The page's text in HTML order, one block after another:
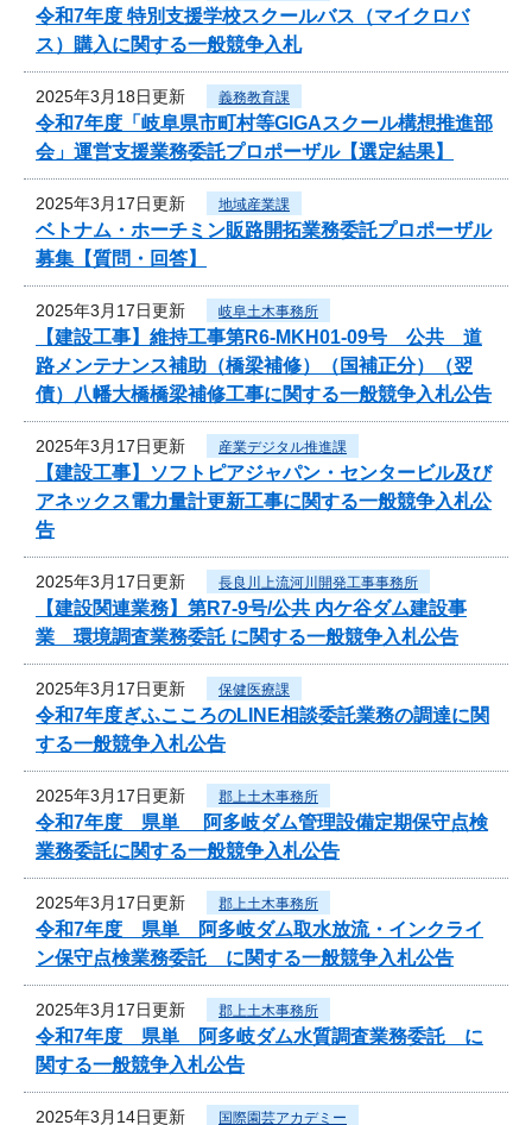
令和7年度 特別支援学校スクールバス（マイクロバ
ス）購入に関する一般競争入札
2025年3月18日更新 義務教育課
令和7年度「岐阜県市町村等GIGAスクール構想推進部
会」運営支援業務委託プロポーザル【選定結果】
2025年3月17日更新 地域産業課
ベトナム・ホーチミン販路開拓業務委託プロポーザル
募集【質問・回答】
2025年3月17日更新 岐阜土木事務所
【建設工事】維持工事第R6-MKH01-09号 公共 道
路メンテナンス補助（橋梁補修）（国補正分）（翌
債）八幡大橋橋梁補修工事に関する一般競争入札公告
2025年3月17日更新 産業デジタル推進課
【建設工事】ソフトピアジャパン・センタービル及び
アネックス電力量計更新工事に関する一般競争入札公
告
2025年3月17日更新 長良川上流河川開発工事事務所
【建設関連業務】第R7-9号/公共 内ケ谷ダム建設事
業 環境調査業務委託 に関する一般競争入札公告
2025年3月17日更新 保健医療課
令和7年度ぎふこころのLINE相談委託業務の調達に関
する一般競争入札公告
2025年3月17日更新 郡上土木事務所
令和7年度 県単 阿多岐ダム管理設備定期保守点検
業務委託に関する一般競争入札公告
2025年3月17日更新 郡上土木事務所
令和7年度 県単 阿多岐ダム取水放流・インクライ
ン保守点検業務委託 に関する一般競争入札公告
2025年3月17日更新 郡上土木事務所
令和7年度 県単 阿多岐ダム水質調査業務委託 に
関する一般競争入札公告
2025年3月14日更新 国際園芸アカデミー